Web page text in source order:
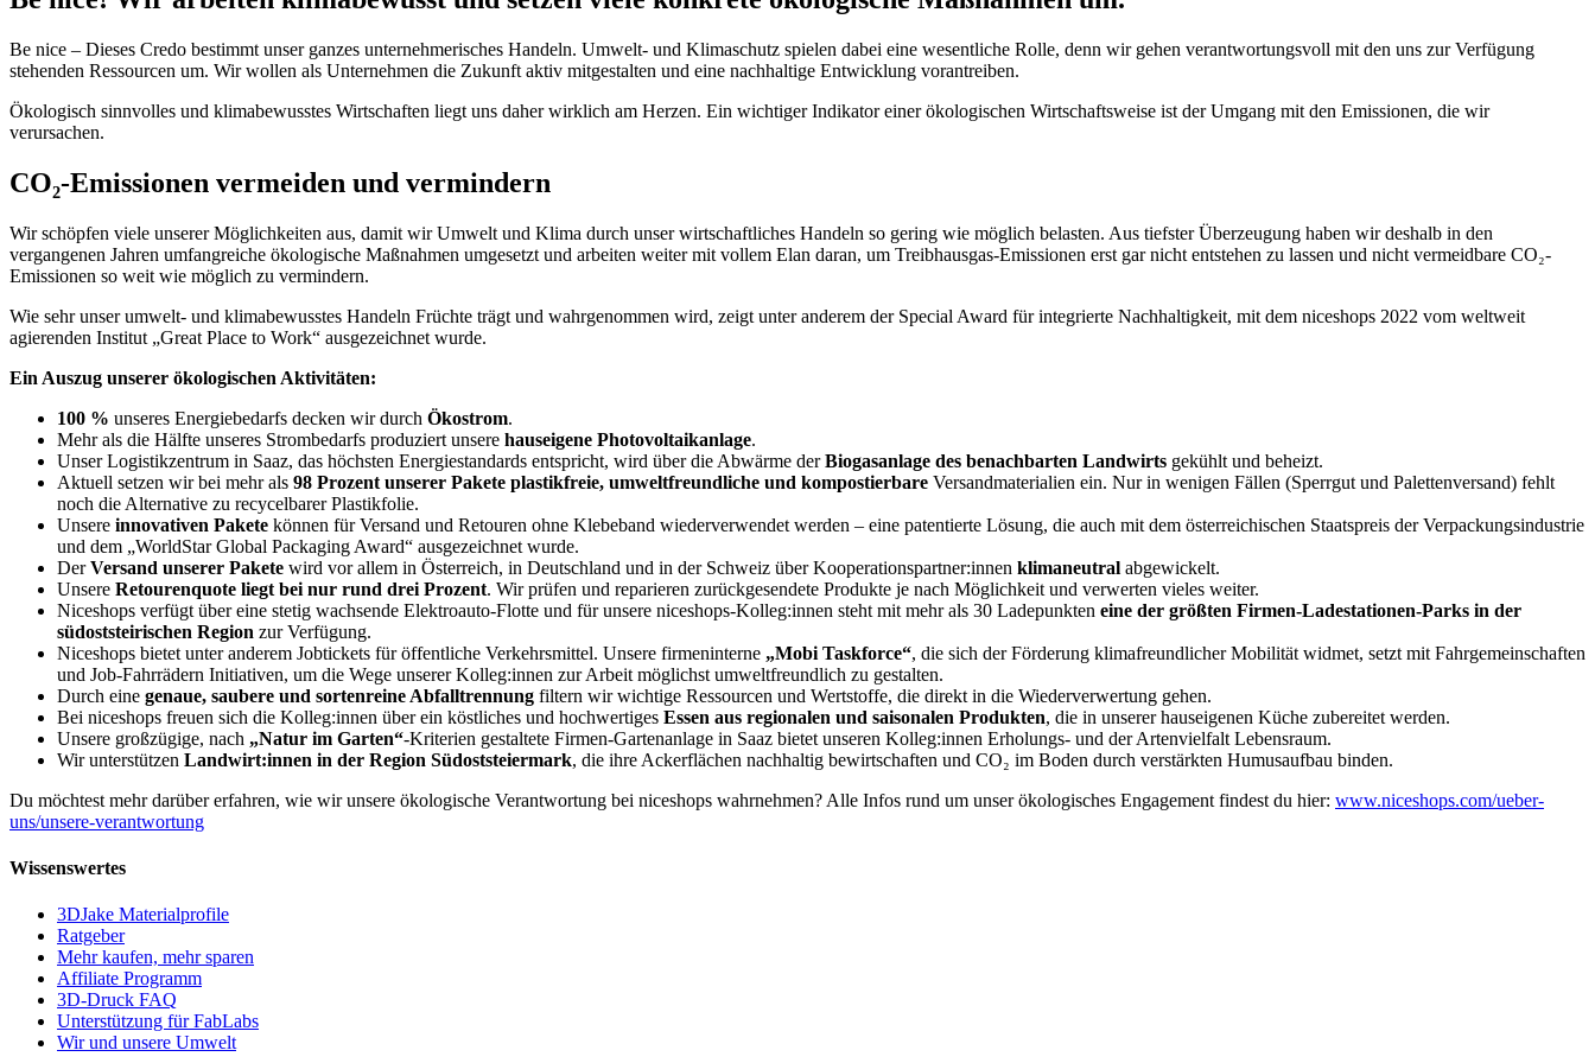
Be nice – Dieses Credo bestimmt unser ganzes unternehmerisches Handeln. Umwelt- und Klimaschutz spielen dabei eine wesentliche Rolle, denn wir gehen verantwortungsvoll mit den uns zur Verfügung
stehenden Ressourcen um. Wir wollen als Unternehmen die Zukunft aktiv mitgestalten und eine nachhaltige Entwicklung vorantreiben.
Ökologisch sinnvolles und klimabewusstes Wirtschaften liegt uns daher wirklich am Herzen. Ein wichtiger Indikator einer ökologischen Wirtschaftsweise ist der Umgang mit den Emissionen, die wir
verursachen.
CO₂-Emissionen vermeiden und vermindern
Wir schöpfen viele unserer Möglichkeiten aus, damit wir Umwelt und Klima durch unser wirtschaftliches Handeln so gering wie möglich belasten. Aus tiefster Überzeugung haben wir deshalb in den
vergangenen Jahren umfangreiche ökologische Maßnahmen umgesetzt und arbeiten weiter mit vollem Elan daran, um Treibhausgas-Emissionen erst gar nicht entstehen zu lassen und nicht vermeidbare CO₂-
Emissionen so weit wie möglich zu vermindern.
Wie sehr unser umwelt- und klimabewusstes Handeln Früchte trägt und wahrgenommen wird, zeigt unter anderem der Special Award für integrierte Nachhaltigkeit, mit dem niceshops 2022 vom weltweit
agierenden Institut „Great Place to Work“ ausgezeichnet wurde.
Ein Auszug unserer ökologischen Aktivitäten:
100 % unseres Energiebedarfs decken wir durch Ökostrom.
Mehr als die Hälfte unseres Strombedarfs produziert unsere hauseigene Photovoltaikanlage.
Unser Logistikzentrum in Saaz, das höchsten Energiestandards entspricht, wird über die Abwärme derBiogasanlage des benachbarten Landwirts gekühlt und beheizt.
Aktuell setzen wir bei mehr als 98 Prozent unserer Pakete plastikfreie, umweltfreundliche und kompostierbare Versandmaterialien ein. Nur in wenigen Fällen (Sperrgut und Palettenversand) fehlt
noch die Alternative zu recycelbarer Plastikfolie.
Unsere innovativen Pakete können für Versand und Retouren ohne Klebeband wiederverwendet werden – eine patentierte Lösung, die auch mit dem österreichischen Staatspreis der Verpackungsindustrie
und dem „WorldStar Global Packaging Award“ ausgezeichnet wurde.
DerVersand unserer Pakete wird vor allem in Österreich, in Deutschland und in der Schweiz über Kooperationspartner:innen klimaneutral abgewickelt.
Unsere Retourenquote liegt bei nur rund drei Prozent. Wir prüfen und reparieren zurückgesendete Produkte je nach Möglichkeit und verwerten vieles weiter.
Niceshops verfügt über eine stetig wachsende Elektroauto-Flotte und für unsere niceshops-Kolleg:innen steht mit mehr als 30 Ladepunkten eine der größten Firmen-Ladestationen-Parks in der
südoststeirischen Region zur Verfügung.
Niceshops bietet unter anderem Jobtickets für öffentliche Verkehrsmittel. Unsere firmeninterne „Mobi Taskforce“, die sich der Förderung klimafreundlicher Mobilität widmet, setzt mit Fahrgemeinschaften
und Job-Fahrrädern Initiativen, um die Wege unserer Kolleg:innen zur Arbeit möglichst umweltfreundlich zu gestalten.
Durch eine genaue, saubere und sortenreine Abfalltrennung filtern wir wichtige Ressourcen und Wertstoffe, die direkt in die Wiederverwertung gehen.
Bei niceshops freuen sich die Kolleg:innen über ein köstliches und hochwertiges Essen aus regionalen und saisonalen Produkten, die in unserer hauseigenen Küche zubereitet werden.
Unsere großzügige, nach „Natur im Garten“-Kriterien gestaltete Firmen-Gartenanlage in Saaz bietet unseren Kolleg:innen Erholungs- und der Artenvielfalt Lebensraum.
Wir unterstützen Landwirt:innen in der Region Südoststeiermark, die ihre Ackerflächen nachhaltig bewirtschaften und CO₂ im Boden durch verstärkten Humusaufbau binden.
Du möchtest mehr darüber erfahren, wie wir unsere ökologische Verantwortung bei niceshops wahrnehmen? Alle Infos rund um unser ökologisches Engagement findest du hier: www.niceshops.com/ueber-
uns/unsere-verantwortung
Wissenswertes
3DJake Materialprofile
Ratgeber
Mehr kaufen, mehr sparen
Affiliate Programm
3D-Druck FAQ
Unterstützung für FabLabs
Wir und unsere Umwelt